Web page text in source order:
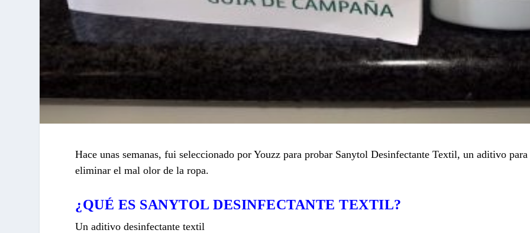
Hace unas semanas, fui seleccionado por Youzz para probar Sanytol Desinfectante Textil, un aditivo para
eliminar el mal olor de la ropa.
¿QUÉ ES SANYTOL DESINFECTANTE TEXTIL?
Un aditivo desinfectante textil